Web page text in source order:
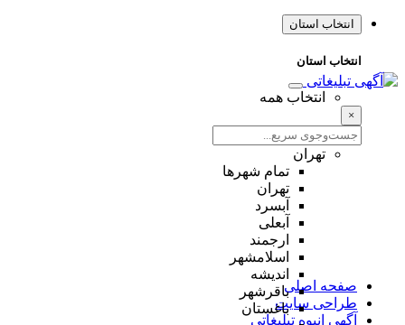
انتخاب استان
انتخاب استان
انتخاب همه
×
تهران
تمام شهر‌ها
تهران
آبسرد
آبعلی
ارجمند
اسلامشهر
اندیشه
باقرشهر
باغستان
صفحه اصلی
طراحی سایت
آگهی انبوه تبلیغاتی